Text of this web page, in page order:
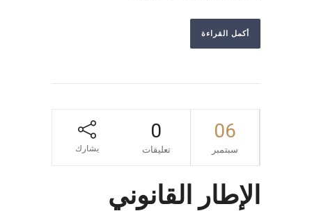
أكمل القراءة
06
سبتمبر
0
تعليقات يشارك
الإطار القانوني